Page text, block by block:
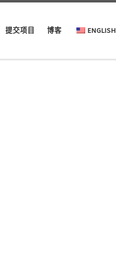
提交项目 博客 ENGLISH